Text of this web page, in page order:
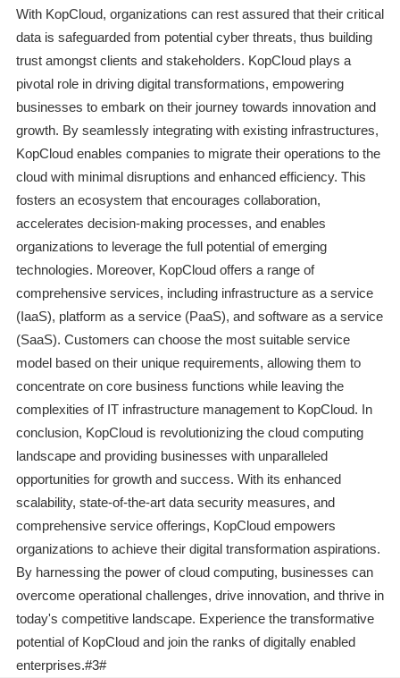
With KopCloud, organizations can rest assured that their critical
data is safeguarded from potential cyber threats, thus building
trust amongst clients and stakeholders. KopCloud plays a
pivotal role in driving digital transformations, empowering
businesses to embark on their journey towards innovation and
growth. By seamlessly integrating with existing infrastructures,
KopCloud enables companies to migrate their operations to the
cloud with minimal disruptions and enhanced efficiency. This
fosters an ecosystem that encourages collaboration,
accelerates decision-making processes, and enables
organizations to leverage the full potential of emerging
technologies. Moreover, KopCloud offers a range of
comprehensive services, including infrastructure as a service
(IaaS), platform as a service (PaaS), and software as a service
(SaaS). Customers can choose the most suitable service
model based on their unique requirements, allowing them to
concentrate on core business functions while leaving the
complexities of IT infrastructure management to KopCloud. In
conclusion, KopCloud is revolutionizing the cloud computing
landscape and providing businesses with unparalleled
opportunities for growth and success. With its enhanced
scalability, state-of-the-art data security measures, and
comprehensive service offerings, KopCloud empowers
organizations to achieve their digital transformation aspirations.
By harnessing the power of cloud computing, businesses can
overcome operational challenges, drive innovation, and thrive in
today's competitive landscape. Experience the transformative
potential of KopCloud and join the ranks of digitally enabled
enterprises.#3#